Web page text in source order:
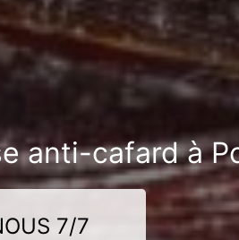
anti-cafard à
7/7